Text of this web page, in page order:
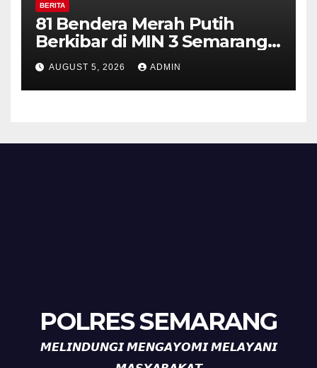
BERITA
81 Bendera Merah Putih
Berkibar di MIN 3 Semarang,
Bhabinkamtibmas Desa
Timpik Hadiri Peringatan
HUT ke-81 Kemerdekaan RI
AUGUST 5, 2026 ADMIN
POLRES SEMARANG
𝙈𝙀𝙇𝙄𝙉𝘿𝙐𝙉𝙂𝙄 𝙈𝙀𝙉𝙂𝘼𝙔𝙊𝙈𝙄 𝙈𝙀𝙇𝘼𝙔𝘼𝙉𝙄